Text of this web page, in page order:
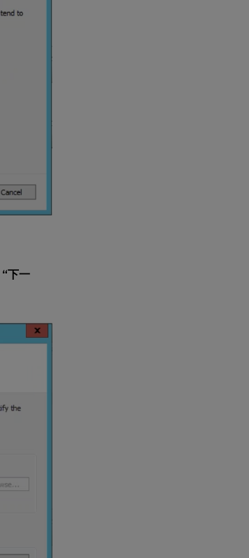
“下一